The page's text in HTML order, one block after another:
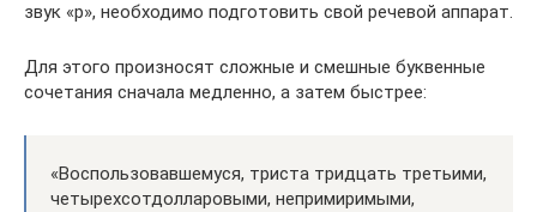
звук «р», необходимо подготовить свой речевой аппарат.
Для этого произносят сложные и смешные буквенные
сочетания сначала медленно, а затем быстрее:
«Воспользовавшемуся, триста тридцать третьими,
четырехсотдолларовыми, непримиримыми,